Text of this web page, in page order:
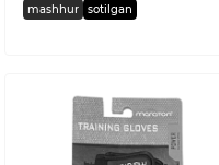
mashhur sotilgan